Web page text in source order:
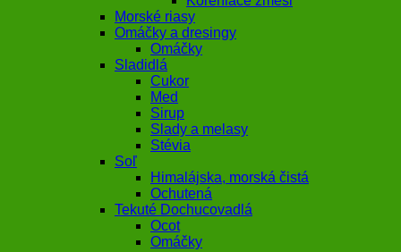
Morské riasy
Omáčky a dresingy
Omáčky
Sladidlá
Cukor
Med
Sirup
Slady a melasy
Stévia
Soľ
Himalájska, morská čistá
Ochutená
Tekuté Dochucovadlá
Ocot
Omáčky